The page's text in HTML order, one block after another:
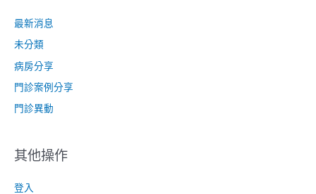
最新消息
未分類
病房分享
門診案例分享
門診異動
其他操作
登入